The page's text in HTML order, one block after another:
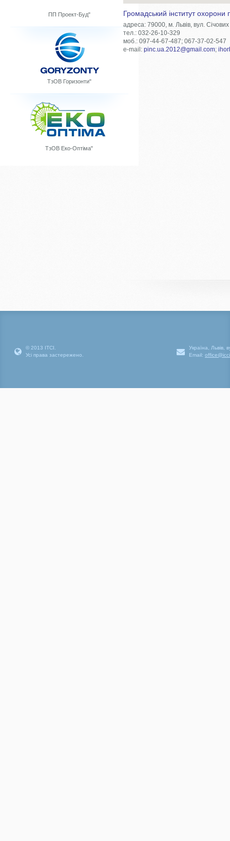
ПП Проект-Буд"
ТзОВ Горизонти"
ТзОВ Еко-Оптіма"
Громадський інститут охорони
адреса: 79000, м. Львів, вул. Січових
тел.: 032-26-10-329
моб.: 097-44-67-487; 067-37-02-547
e-mail: pinc.ua.2012@gmail.com;
© 2013 ІТСІ.
Усі права застережено.
Україна, Львів,
Email: